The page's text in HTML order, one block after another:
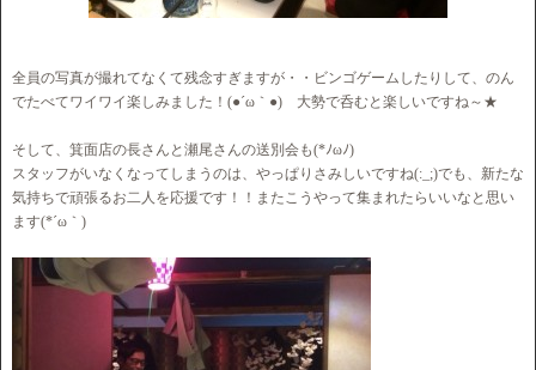
全員の写真が撮れてなくて残念すぎますが・・ビンゴゲームしたりして、のん
でたべてワイワイ楽しみました！(●´ω｀●) 大勢で呑むと楽しいですね～★
そして、箕面店の長さんと瀬尾さんの送別会も(*ﾉωﾉ)
スタッフがいなくなってしまうのは、やっぱりさみしいですね(:_;)でも、新たな
気持ちで頑張るお二人を応援です！！またこうやって集まれたらいいなと思い
ます(*´ω｀)